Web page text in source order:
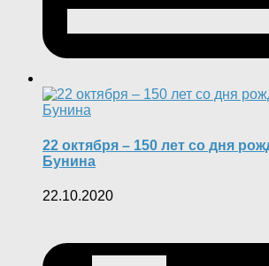
22 октября – 150 лет со дня
Бунина
22.10.2020